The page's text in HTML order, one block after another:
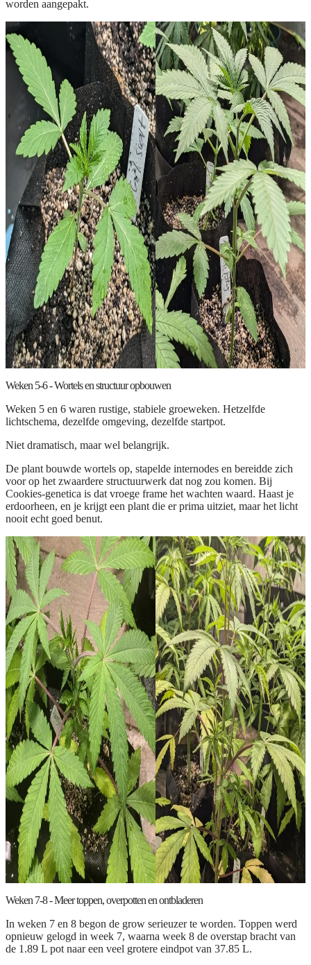
worden aangepakt.
Weken 5-6 - Wortels en structuur opbouwen
Weken 5 en 6 waren rustige, stabiele groeweken. Hetzelfde
lichtschema, dezelfde omgeving, dezelfde startpot.
Niet dramatisch, maar wel belangrijk.
De plant bouwde wortels op, stapelde internodes en bereidde zich
voor op het zwaardere structuurwerk dat nog zou komen. Bij
Cookies-genetica is dat vroege frame het wachten waard. Haast je
erdoorheen, en je krijgt een plant die er prima uitziet, maar het licht
nooit echt goed benut.
Weken 7-8 - Meer toppen, overpotten en ontbladeren
In weken 7 en 8 begon de grow serieuzer te worden. Toppen werd
opnieuw gelogd in week 7, waarna week 8 de overstap bracht van
de 1.89 L pot naar een veel grotere eindpot van 37.85 L.